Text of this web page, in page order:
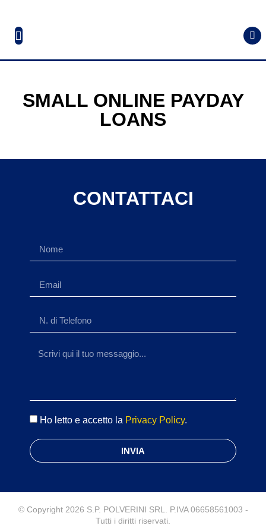
SMALL ONLINE PAYDAY
LOANS
CONTATTACI
Ho letto e accetto la Privacy Policy.
INVIA
© Copyright 2026 S.P. POLVERINI SRL. P.IVA 06658561003 -
Tutti i diritti riservati.